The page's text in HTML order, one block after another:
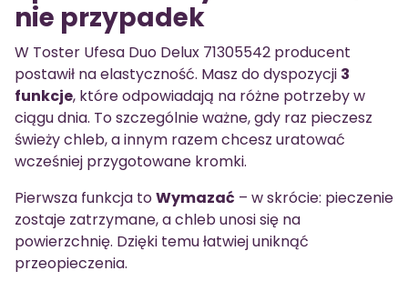
nie przypadek
W Toster Ufesa Duo Delux 71305542 producent
postawił na elastyczność. Masz do dyspozycji 3
funkcje, które odpowiadają na różne potrzeby w
ciągu dnia. To szczególnie ważne, gdy raz pieczesz
świeży chleb, a innym razem chcesz uratować
wcześniej przygotowane kromki.
Pierwsza funkcja toWymazać – w skrócie: pieczenie
zostaje zatrzymane, a chleb unosi się na
powierzchnię. Dzięki temu łatwiej uniknąć
przeopieczenia.